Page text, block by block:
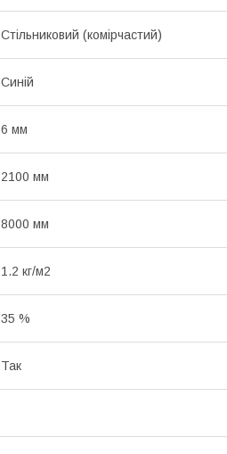
Стільниковий (комірчастий)
Синій
6 мм
2100 мм
8000 мм
1.2 кг/м2
35 %
Так